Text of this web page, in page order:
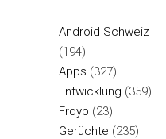
Android Schweiz
(194)
Apps (327)
Entwicklung (359)
Froyo (23)
Gerüchte (235)